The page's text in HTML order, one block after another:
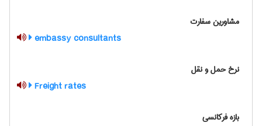
مشاورین سفارت
embassy consultants
نرخ حمل و نقل
Freight rates
بازه فرکانسی